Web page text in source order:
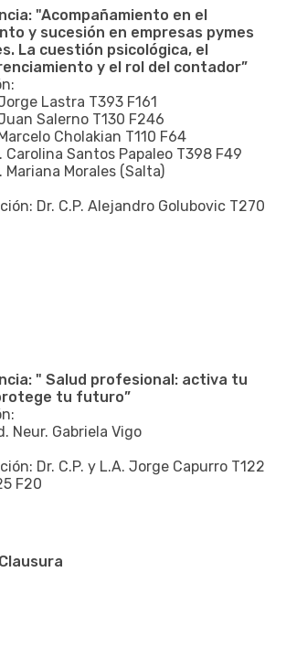
"Acompañamiento en el
y sucesión en empresas pymes
La cuestión psicológica, el
y el rol del contador”
Jorge Lastra T393 F161
Juan Salerno T130 F246
Marcelo Cholakian T110 F64
Carolina Santos Papaleo T398 F49
Mariana Morales (Salta)
Dr. C.P. Alejandro Golubovic T270
" Salud profesional: activa tu
tu futuro”
Neur. Gabriela Vigo
Dr. C.P. y L.A. Jorge Capurro T122
F20